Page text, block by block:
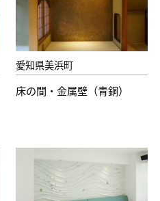
愛知県美浜町
床の間・金属壁（青銅）